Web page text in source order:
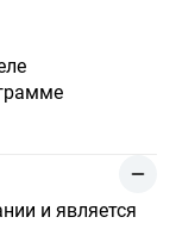
и является